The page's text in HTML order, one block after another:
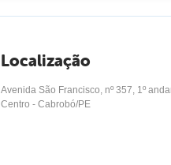
Localização
Avenida São Francisco, nº 357, 1º
Centro - Cabrobó/PE